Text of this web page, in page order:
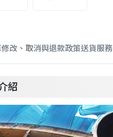
改、取消與退款政策送貨服務
紹